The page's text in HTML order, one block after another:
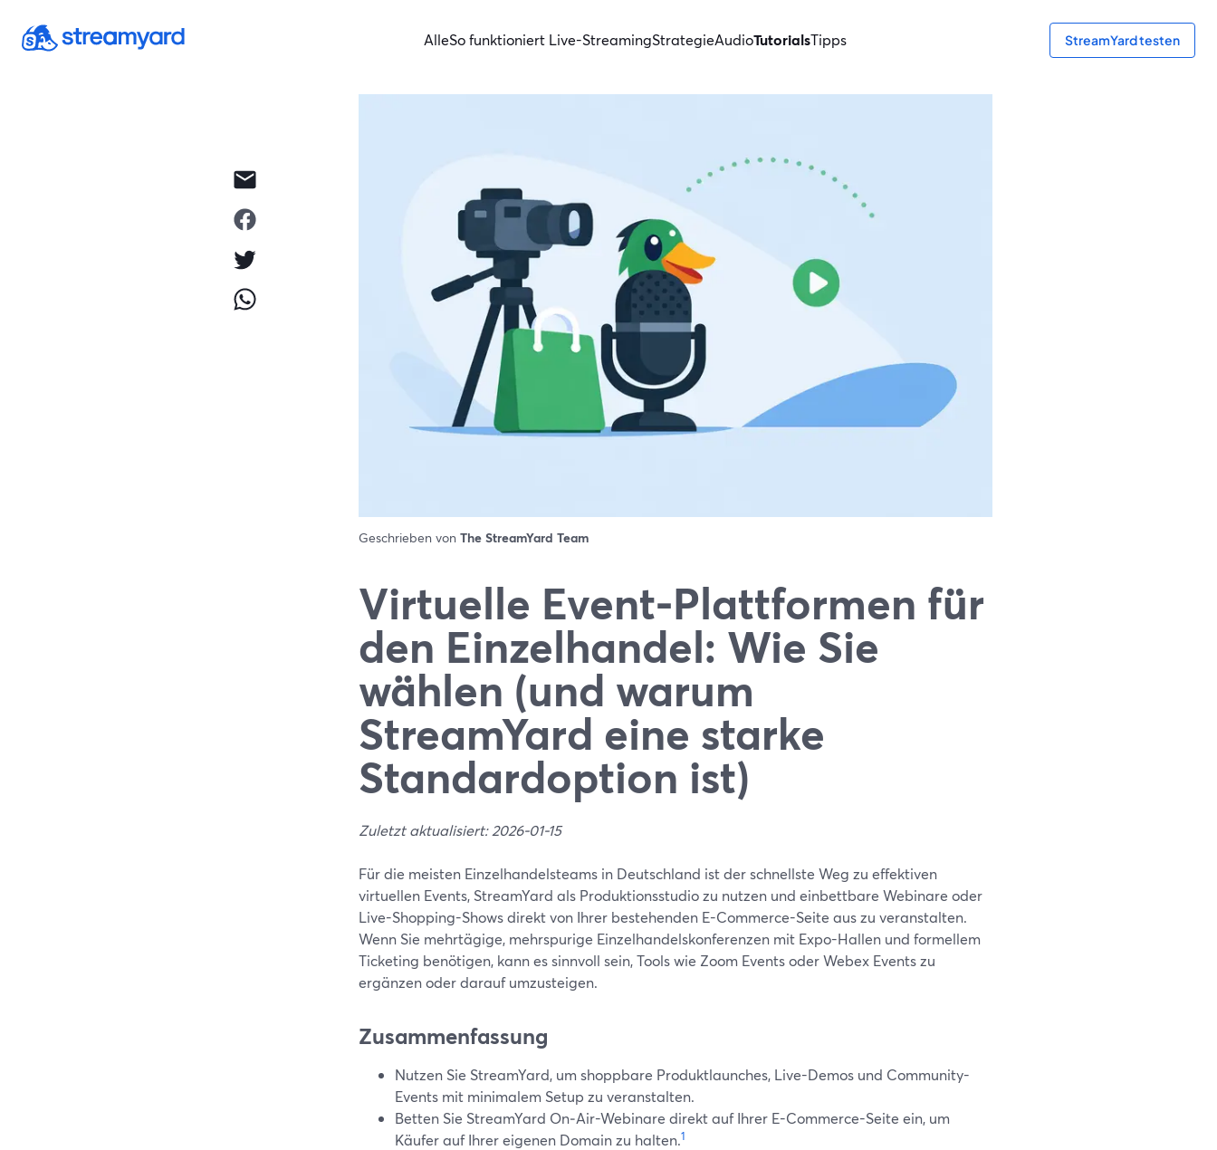
AlleSo funktioniert Live-StreamingStrategieAudioTutorialsTipps StreamYard testen
Geschrieben von The StreamYard Team
Virtuelle Event-Plattformen für
den Einzelhandel: Wie Sie
wählen (und warum
StreamYard eine starke
Standardoption ist)
Zuletzt aktualisiert: 2026-01-15
Für die meisten Einzelhandelsteams in Deutschland ist der schnellste Weg zu effektiven
virtuellen Events, StreamYard als Produktionsstudio zu nutzen und einbettbare Webinare oder
Live-Shopping-Shows direkt von Ihrer bestehenden E-Commerce-Seite aus zu veranstalten.
Wenn Sie mehrtägige, mehrspurige Einzelhandelskonferenzen mit Expo-Hallen und formellem
Ticketing benötigen, kann es sinnvoll sein, Tools wie Zoom Events oder Webex Events zu
ergänzen oder darauf umzusteigen.
Zusammenfassung
Nutzen Sie StreamYard, um shoppbare Produktlaunches, Live-Demos und Community-
Events mit minimalem Setup zu veranstalten.
Betten Sie StreamYard On‑Air-Webinare direkt auf Ihrer E-Commerce-Seite ein, um
Käufer auf Ihrer eigenen Domain zu halten.1